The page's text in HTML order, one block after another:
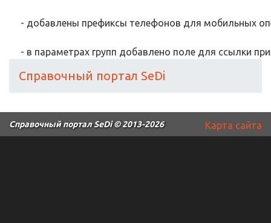
- добавлены префиксы телефонов для мобильных
- в параметрах групп добавлено поле для ссылки
Справочный портал SeDi
Карта сайта
Справочный портал SeDi© 2013-2026